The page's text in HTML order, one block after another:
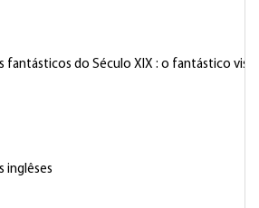
fantásticos do Século XIX : o fantástico
inglêses